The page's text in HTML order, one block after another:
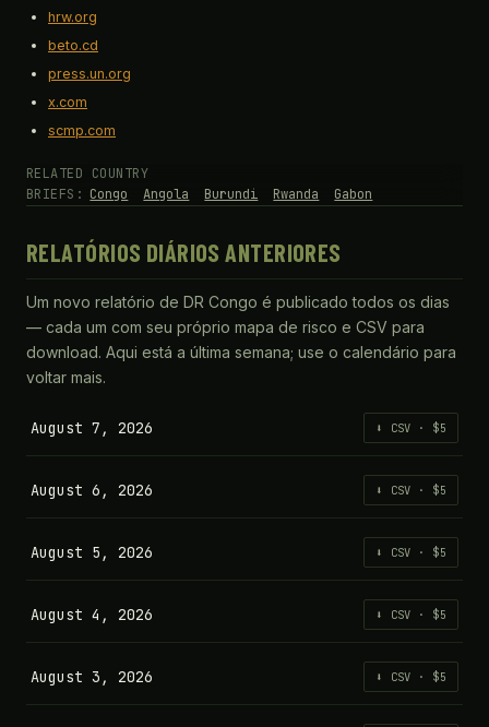
hrw.org
beto.cd
press.un.org
x.com
scmp.com
RELATED COUNTRY
BRIEFS: Congo Angola Burundi Rwanda Gabon
RELATÓRIOS DIÁRIOS ANTERIORES
Um novo relatório de DR Congo é publicado todos os dias
— cada um com seu próprio mapa de risco e CSV para
download. Aqui está a última semana; use o calendário para
voltar mais.
August 7, 2026 ⬇ CSV · $5
August 6, 2026 ⬇ CSV · $5
August 5, 2026 ⬇ CSV · $5
August 4, 2026 ⬇ CSV · $5
August 3, 2026 ⬇ CSV · $5